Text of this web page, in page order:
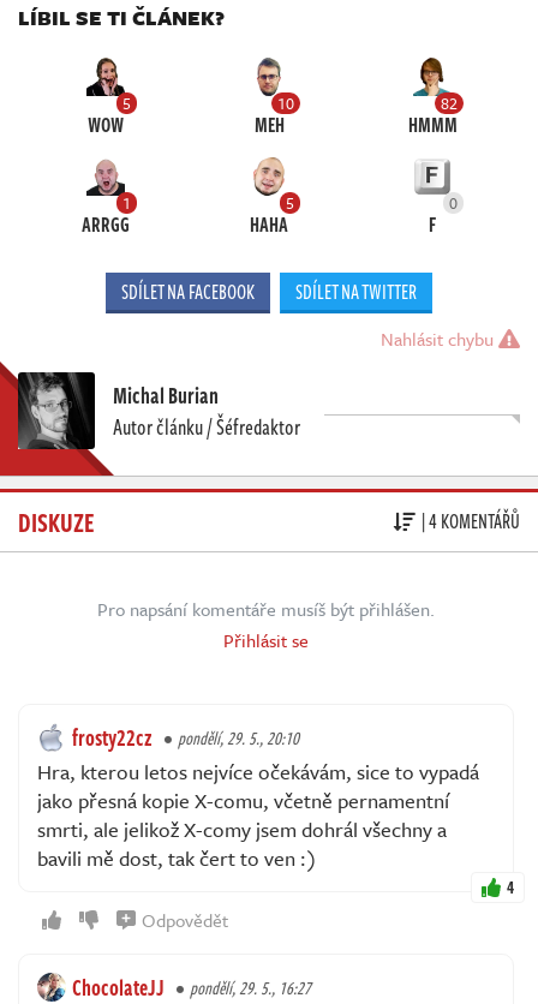
LÍBIL SE TI ČLÁNEK?
5
WOW
10
MEH
82
HMMM
1
ARRGG
5
HAHA
0
F
SDÍLET NA FACEBOOK SDÍLET NA TWITTER
Nahlásit chybu
Michal Burian
Autor článku / Šéfredaktor
DISKUZE | 4 KOMENTÁŘŮ
Pro napsání komentáře musíš být přihlášen.
Přihlásit se
frosty22cz pondělí, 29. 5., 20:10
Hra, kterou letos nejvíce očekávám, sice to vypadá
jako přesná kopie X-comu, včetně pernamentní
smrti, ale jelikož X-comy jsem dohrál všechny a
bavili mě dost, tak čert to ven :)
4
Odpovědět
ChocolateJJ pondělí, 29. 5., 16:27